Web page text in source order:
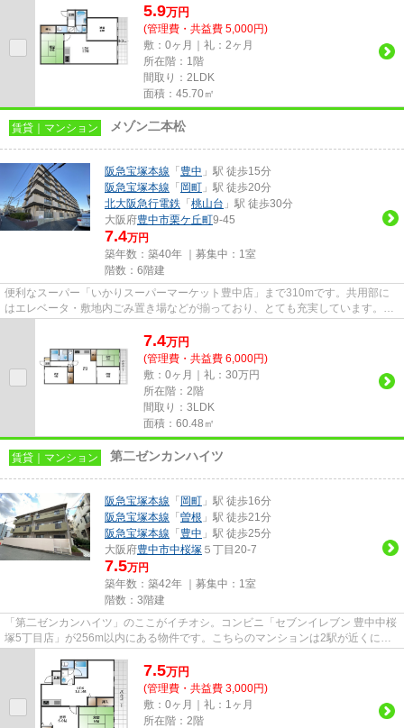
5.9万円
(管理費・共益費 5,000円)
敷：0ヶ月｜礼：2ヶ月
所在階：1階
間取り：2LDK
面積：45.70㎡
賃貸｜マンション メゾン二本松
阪急宝塚本線 「 豊中 」駅 徒歩15分
阪急宝塚本線 「 岡町 」駅 徒歩20分
北大阪急行電鉄 「 桃山台 」駅 徒歩30分
大阪府豊中市栗ケ丘町9-45
7.4万円
築年数：築40年 ｜募集中： 1室
階数：6階建
便利なスーパー「いかりスーパーマーケット豊中店」まで310mです。共用部に
はエレベータ・敷地内ごみ置き場などが揃っており、とても充実しています。シ
7.4万円
(管理費・共益費 6,000円)
敷：0ヶ月｜礼：30万円
所在階：2階
間取り：3LDK
面積：60.48㎡
賃貸｜マンション 第二ゼンカンハイツ
阪急宝塚本線 「 岡町 」駅 徒歩16分
阪急宝塚本線 「 曽根 」駅 徒歩21分
阪急宝塚本線 「 豊中 」駅 徒歩25分
大阪府豊中市中桜塚 ５丁目20-7
7.5万円
築年数：築42年 ｜募集中： 1室
階数：3階建
「第二ゼンカンハイツ」のここがイチオシ。コンビニ「セブンイレブン 豊中中桜
塚5丁目店」が256m以内にある物件です。こちらのマンションは2駅が近くにあ
7.5万円
(管理費・共益費 3,000円)
敷：0ヶ月｜礼：1ヶ月
所在階：2階